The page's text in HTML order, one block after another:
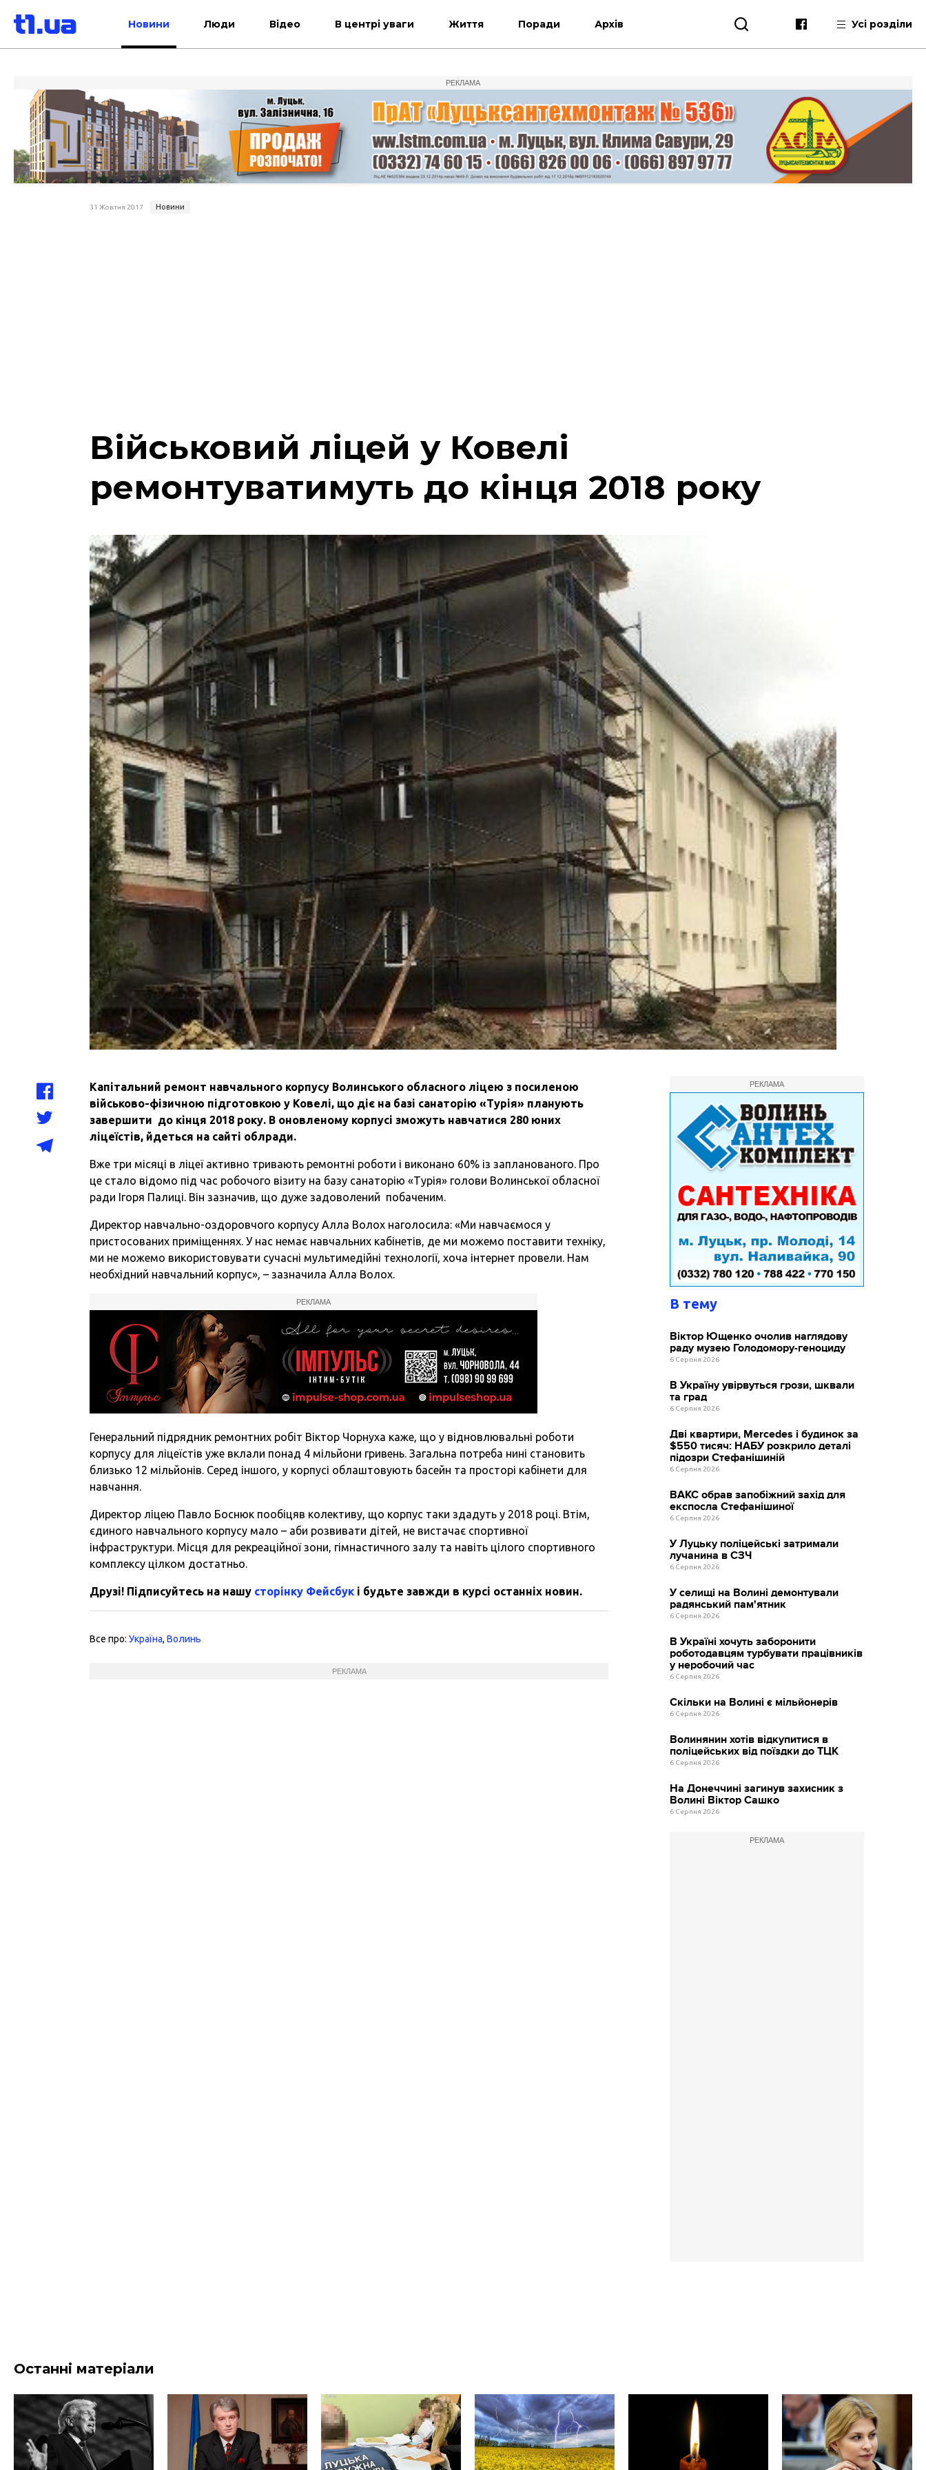
Новини Люди Відео В центрі уваги Життя Поради Архів Усі розділи
РЕКЛАМА
31 Жовтня 2017 Новини
Військовий ліцей у Ковелі
ремонтуватимуть до кінця 2018 року
Капітальний ремонт навчального корпусу Волинського обласного ліцею з посиленою
військово-фізичною підготовкою у Ковелі, що діє на базі санаторію «Турія» планують
завершити до кінця 2018 року. В оновленому корпусі зможуть навчатися 280 юних
ліцеїстів, йдеться на сайті облради.
Вже три місяці в ліцеї активно тривають ремонтні роботи і виконано 60% із запланованого. Про
це стало відомо під час робочого візиту на базу санаторію «Турія» голови Волинської обласної
ради Ігоря Палиці. Він зазначив, що дуже задоволений побаченим.
Директор навчально-оздоровчого корпусу Алла Волох наголосила: «Ми навчаємося у
пристосованих приміщеннях. У нас немає навчальних кабінетів, де ми можемо поставити техніку,
ми не можемо використовувати сучасні мультимедійні технології, хоча інтернет провели. Нам
необхідний навчальний корпус», – зазначила Алла Волох.
РЕКЛАМА
Генеральний підрядник ремонтних робіт Віктор Чорнуха каже, що у відновлювальні роботи
корпусу для ліцеїстів уже вклали понад 4 мільйони гривень. Загальна потреба нині становить
близько 12 мільйонів. Серед іншого, у корпусі облаштовують басейн та просторі кабінети для
навчання.
Директор ліцею Павло Боснюк пообіцяв колективу, що корпус таки здадуть у 2018 році. Втім,
єдиного навчального корпусу мало – аби розвивати дітей, не вистачає спортивної
інфраструктури. Місця для рекреаційної зони, гімнастичного залу та навіть цілого спортивного
комплексу цілком достатньо.
Друзі! Підписуйтесь на нашу сторінку Фейсбук і будьте завжди в курсі останніх новин.
Все про:Україна,Волинь
РЕКЛАМА
РЕКЛАМА
В тему
Віктор Ющенко очолив наглядову
раду музею Голодомору-геноциду
6 Серпня 2026
В Україну увірвуться грози, шквали
та град
6 Серпня 2026
Дві квартири, Mercedes і будинок за
$550 тисяч: НАБУ розкрило деталі
підозри Стефанішиній
6 Серпня 2026
ВАКС обрав запобіжний захід для
експосла Стефанішиної
6 Серпня 2026
У Луцьку поліцейські затримали
лучанина в СЗЧ
6 Серпня 2026
У селищі на Волині демонтували
радянський пам'ятник
6 Серпня 2026
В Україні хочуть заборонити
роботодавцям турбувати працівників
у неробочий час
6 Серпня 2026
Скільки на Волині є мільйонерів
6 Серпня 2026
Волинянин хотів відкупитися в
поліцейських від поїздки до ТЦК
6 Серпня 2026
На Донеччині загинув захисник з
Волині Віктор Сашко
6 Серпня 2026
РЕКЛАМА
Останні матеріали